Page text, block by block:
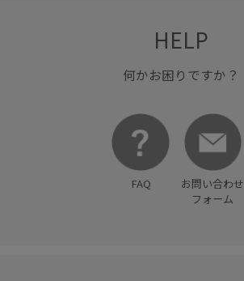
HELP
何かお困りですか？
FAQ
お問い合わせ
フォーム